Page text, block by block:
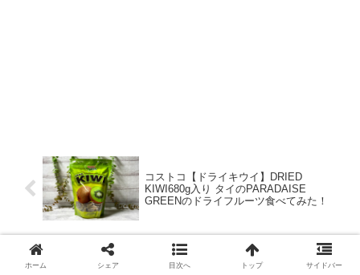
コストコ【ドライキウイ】DRIED
KIWI680g入り タイのPARADAISE
GREENのドライフルーツ食べてみた！
カルディ【台湾カステラミックス】お湯
だけで簡単に失敗なく台湾風のふわふわ
ホーム シェア 目次へ トップ サイドバー